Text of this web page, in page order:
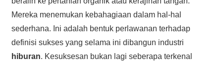
Mereka menemukan kebahagiaan dalam hal-hal
sederhana. Ini adalah bentuk perlawanan terhadap
definisi sukses yang selama ini dibangun industri
hiburan. Kesuksesan bukan lagi seberapa terkenal